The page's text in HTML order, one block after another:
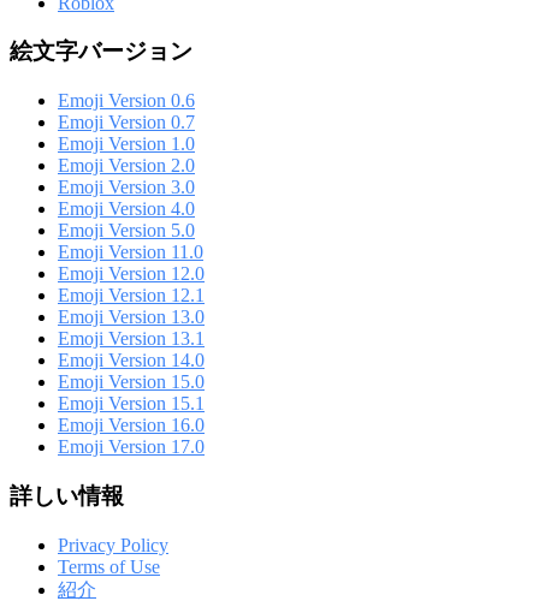
絵文字バージョン
Emoji Version 0.6
Emoji Version 0.7
Emoji Version 1.0
Emoji Version 2.0
Emoji Version 3.0
Emoji Version 4.0
Emoji Version 5.0
Emoji Version 11.0
Emoji Version 12.0
Emoji Version 12.1
Emoji Version 13.0
Emoji Version 13.1
Emoji Version 14.0
Emoji Version 15.0
Emoji Version 15.1
Emoji Version 16.0
Emoji Version 17.0
詳しい情報
Privacy Policy
Terms of Use
紹介